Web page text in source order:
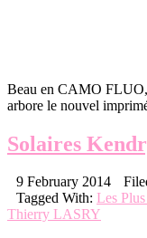
Beau en CAMO FLUO,
arbore le nouvel
Solaires
9 February 2014
Tagged With: Les
Thierry LASRY